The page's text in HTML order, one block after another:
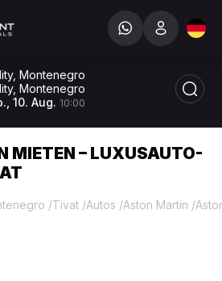
Montenegro
Montenegro
10. Aug. 10:00
MIETEN – LUXUSAUTO-
/Tivat /Autos /Aston Martin /